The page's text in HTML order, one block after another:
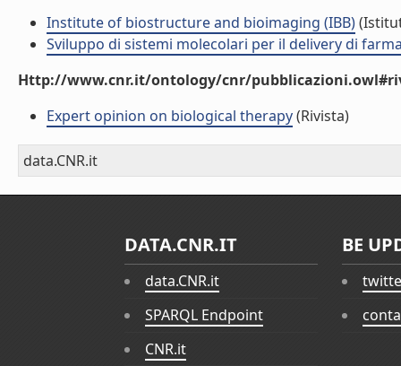
Institute of biostructure and bioimaging (IBB)
Sviluppo di sistemi molecolari per il delivery di
Http://www.cnr.it/ontology/cnr/
Expert opinion on biological therapy(Rivista)
data.CNR.it
DATA.CNR.IT
data.CNR.it
SPARQL Endpoint
CNR.it
BE